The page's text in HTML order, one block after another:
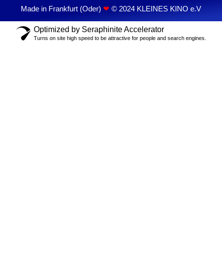
Made in Frankfurt (Oder) ❤ © 2024 KLEINES KINO e.V
Optimized by Seraphinite Accelerator
Turns on site high speed to be attractive for people and search engines.